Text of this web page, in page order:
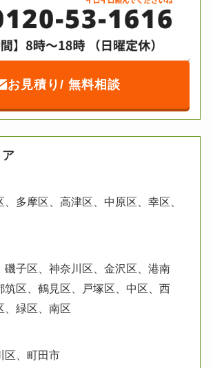
お見積り/ 無料相談
多摩区、高津区、中原区、幸区、
磯子区、神奈川区、金沢区、港南
区、鶴見区、
戸塚区、中区、西
緑区、 南区
区、町田市